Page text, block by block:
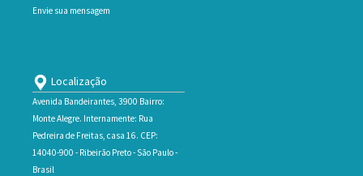
Envie sua mensagem
Localização
Avenida Bandeirantes, 3900 Bairro:
Monte Alegre. Internamente: Rua
Pedreira de Freitas, casa 16. CEP:
14040-900 - Ribeirão Preto - São Paulo -
Brasil